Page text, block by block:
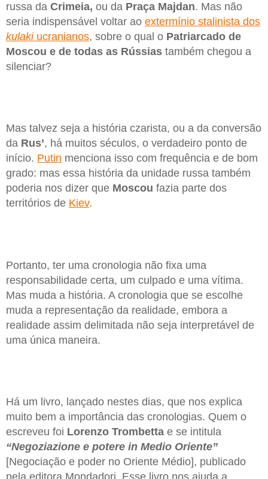
russa da Crimeia, ou da Praça Majdan. Mas não
seria indispensável voltar ao extermínio stalinista dos
kulakiucranianos, sobre o qual o Patriarcado de
Moscou e de todas as Rússias também chegou a
silenciar?
Mas talvez seja a história czarista, ou a da conversão
da Rus’, há muitos séculos, o verdadeiro ponto de
início. Putin menciona isso com frequência e de bom
grado: mas essa história da unidade russa também
poderia nos dizer que Moscou fazia parte dos
territórios de Kiev.
Portanto, ter uma cronologia não fixa uma
responsabilidade certa, um culpado e uma vítima.
Mas muda a história. A cronologia que se escolhe
muda a representação da realidade, embora a
realidade assim delimitada não seja interpretável de
uma única maneira.
Há um livro, lançado nestes dias, que nos explica
muito bem a importância das cronologias. Quem o
escreveu foi Lorenzo Trombetta e se intitula
“Negoziazione e potere in Medio Oriente”
[Negociação e poder no Oriente Médio], publicado